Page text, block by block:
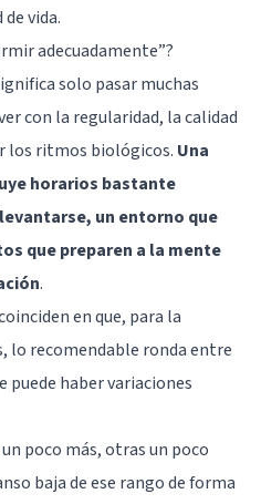
vida.
adecuadamente”?
solo pasar muchas
con la regularidad, la calidad
los ritmos biológicos. Una
horarios bastante
un entorno que
que preparen a la mente
.
en que, para la
lo recomendable ronda entre
puede haber variaciones
poco más, otras un poco
baja de ese rango de forma